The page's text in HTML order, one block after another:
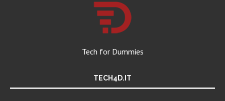
Tech for Dummies
TECH4D.IT